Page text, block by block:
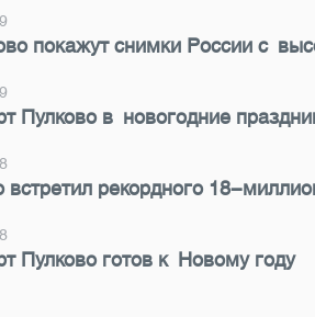
покажут снимки России с
Пулково в новогодние
встретил рекордного 18-
Пулково готов к Новому году